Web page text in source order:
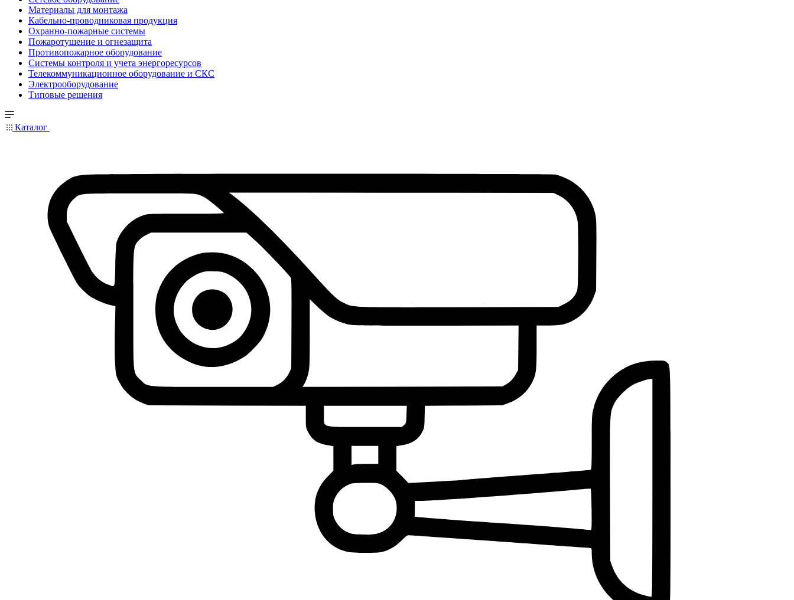
Материалы для монтажа
Кабельно-проводниковая продукция
Охранно-пожарные системы
Пожаротушение и огнезащита
Противопожарное оборудование
Системы контроля и учета энергоресурсов
Телекоммуникационное оборудование и СКС
Электрооборудование
Типовые решения
Каталог